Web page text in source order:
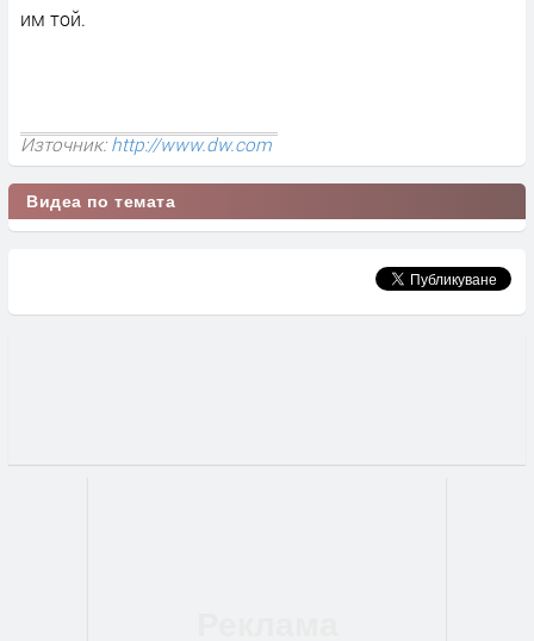
им той.
Източник:http://www.dw.com
Видеа по темата